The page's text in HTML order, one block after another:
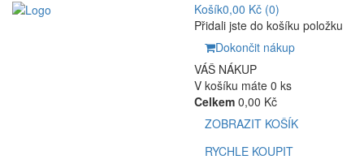
Košík0,00 Kč (0)
Přidali jste do košíku položku
Dokončit nákup
VÁŠ NÁKUP
V košíku máte 0 ks
Celkem 0,00 Kč
ZOBRAZIT KOŠÍK
RYCHLE KOUPIT